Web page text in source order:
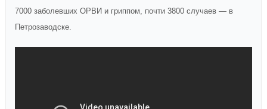
7000 заболевших ОРВИ и гриппом, почти 3800 случаев — в
Петрозаводске.